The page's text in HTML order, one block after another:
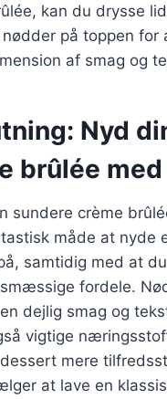
kan du drysse
på toppen for
af smag og
Nyd
brûlée
sundere crème
måde at nyde
samtidig med at
fordele.
dejlig smag og
vigtige
mere
at lave en